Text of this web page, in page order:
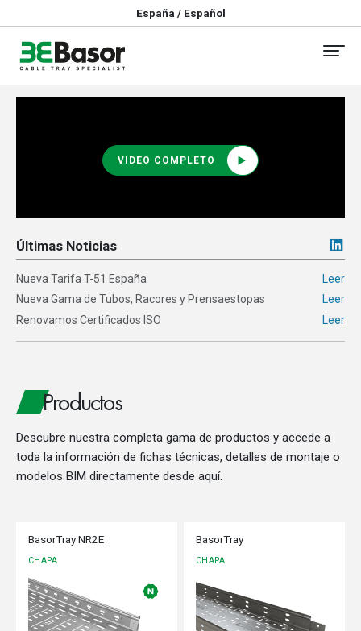
España / Español
VIDEO COMPLETO
Últimas Noticias
Nueva Tarifa T-51 España
Leer
Nueva Gama de Tubos, Racores y Prensaestopas
Leer
Renovamos Certificados ISO
Leer
Productos
Descubre nuestra completa gama de productos y accede a
toda la información de fichas técnicas, detalles de montaje o
modelos BIM directamente desde aquí.
BasorTray NR2E
CHAPA
BasorTray
CHAPA